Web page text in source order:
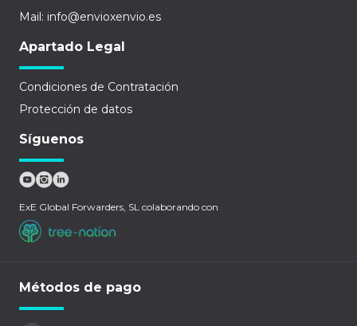
Mail: info@envioxenvio.es
Apartado Legal
Condiciones de Contratación
Protección de datos
Síguenos
ExE Global Forwarders, SL colaborando con
Métodos de pago